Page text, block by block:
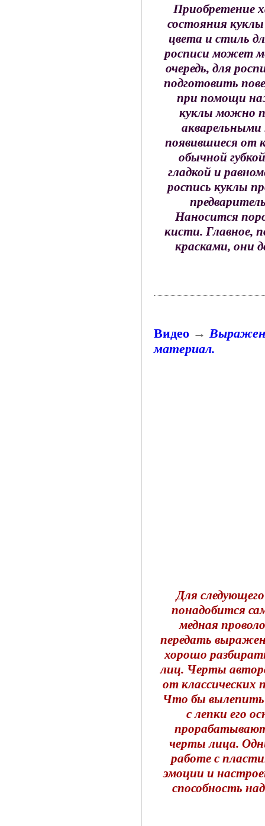
Приобретение
состояния
цвета и стиль
росписи может
очередь, для
подготовить
при помощи
куклы можно
акварельными
появившиеся от
обычной
гладкой и
роспись куклы
Наносится
кисти. Главное,
красками, они
Видео →
материал.
Для
понадобится
медная
передать
хорошо
лиц. Черты
от классических
Что бы
с лепки его
черты лица.
работе с
эмоции и
способность